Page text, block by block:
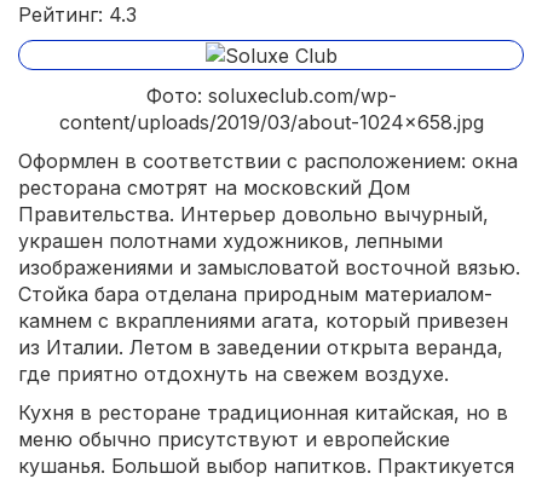
Рейтинг: 4.3
Фото: soluxeclub.com/wp-
content/uploads/2019/03/about-1024x658.jpg
Оформлен в соответствии с расположением: окна
ресторана смотрят на московский Дом
Правительства. Интерьер довольно вычурный,
украшен полотнами художников, лепными
изображениями и замысловатой восточной вязью.
Стойка бара отделана природным материалом-
камнем с вкраплениями агата, который привезен
из Италии. Летом в заведении открыта веранда,
где приятно отдохнуть на свежем воздухе.
Кухня в ресторане традиционная китайская, но в
меню обычно присутствуют и европейские
кушанья. Большой выбор напитков. Практикуется